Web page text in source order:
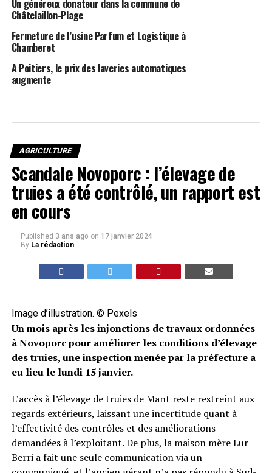
Un généreux donateur dans la commune de
Châtelaillon-Plage
Fermeture de l’usine Parfum et Logistique à
Chamberet
À Poitiers, le prix des laveries automatiques
augmente
AGRICULTURE
Scandale Novoporc : l’élevage de
truies a été contrôlé, un rapport est
en cours
Published 3 ans ago on 17 janvier 2024
By La rédaction
Image d’illustration. © Pexels
Un mois après les injonctions de travaux ordonnées
à Novoporc pour améliorer les conditions d’élevage
des truies, une inspection menée par la préfecture a
eu lieu le lundi 15 janvier.
L’accès à l’élevage de truies de Mant reste restreint aux
regards extérieurs, laissant une incertitude quant à
l’effectivité des contrôles et des améliorations
demandées à l’exploitant. De plus, la maison mère Lur
Berri a fait une seule communication via un